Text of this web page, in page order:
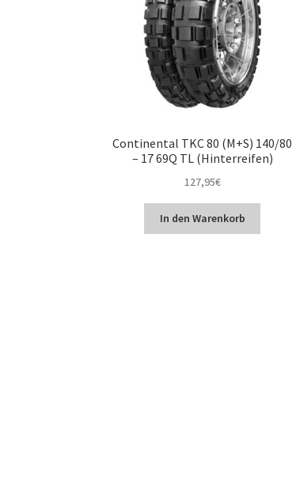
Continental TKC 80 (M+S) 140/80
– 17 69Q TL (Hinterreifen)
127,95€
In den Warenkorb